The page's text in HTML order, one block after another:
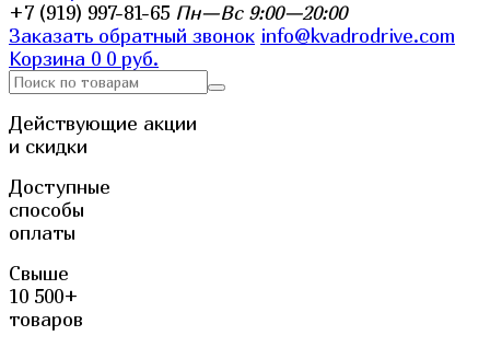
+7 (919) 997-81-65 Пн—Вс 9:00—20:00
Заказать обратный звонок info@kvadrodrive.com
Корзина 0 0 руб.
Действующие акции
и скидки
Доступные
способы
оплаты
Свыше
10 500+
товаров